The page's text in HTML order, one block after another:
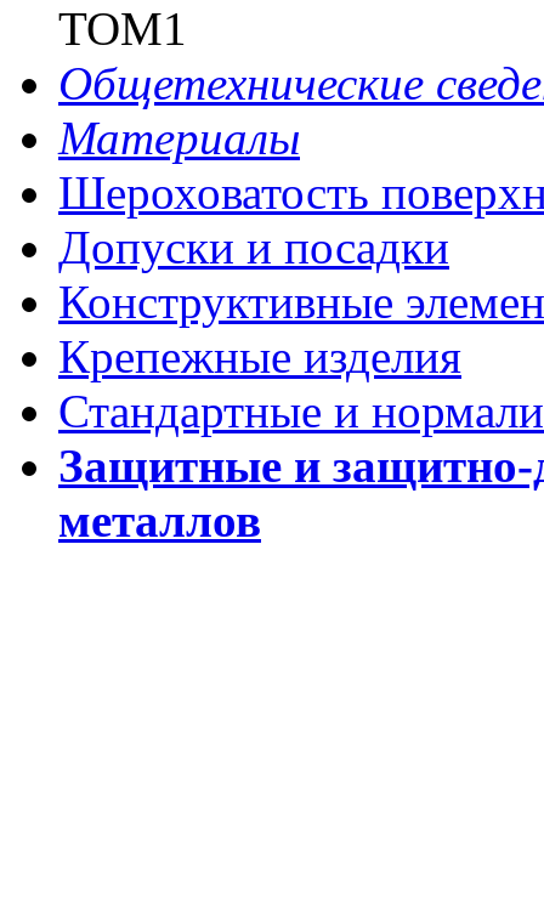
ТОМ1
Общетехнические
Материалы
Шероховатость
Допуски и посадки
Конструктивные
Крепежные изделия
Стандартные и
Защитные и защитно-
металлов